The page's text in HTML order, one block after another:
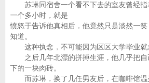
苏琳同宿舍一个看不下去的室友曾经指
一个多小时，就是
愤怒于告诉他真相后，他竟然只是淡然一
知道。
这种执念，不可能因为区区大学毕业就
之后几年北漂的拼搏生涯，他几乎把自
下的一块肉砖。
而苏琳，换了几任男友后，在咖啡馆温